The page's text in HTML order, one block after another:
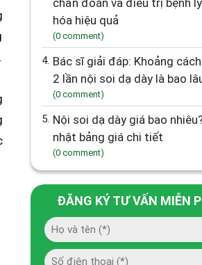
chẩn đoán và điều trị bệnh
hóa hiệu quả
(0 comment)
4. Bác sĩ giải đáp: Khoảng cách giữa
2 lần nội soi dạ dày là bao
(0 comment)
5. Nội soi dạ dày giá bao nhiêu? Cập
nhật bảng giá chi tiết
(0 comment)
ĐĂNG KÝ TƯ VẤN MIỄN